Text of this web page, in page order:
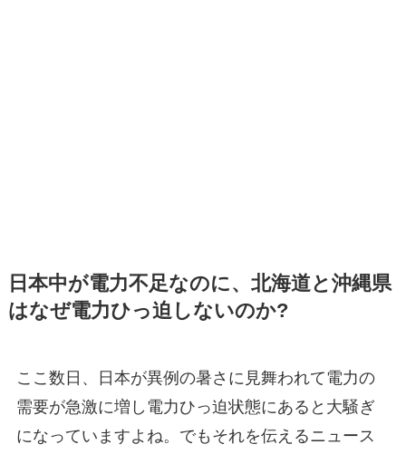
日本中が電力不足なのに、北海道と沖縄県
はなぜ電力ひっ迫しないのか?
ここ数日、日本が異例の暑さに見舞われて電力の
需要が急激に増し電力ひっ迫状態にあると大騒ぎ
になっていますよね。でもそれを伝えるニュース